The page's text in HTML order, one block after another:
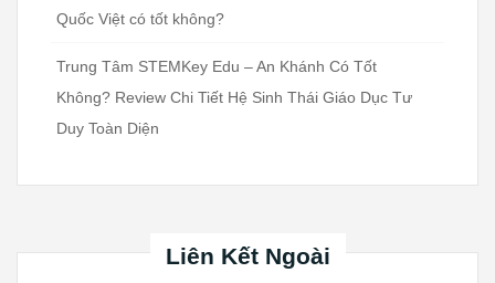
Quốc Việt có tốt không?
Trung Tâm STEMKey Edu – An Khánh Có Tốt
Không? Review Chi Tiết Hệ Sinh Thái Giáo Dục Tư
Duy Toàn Diện
Liên Kết Ngoài